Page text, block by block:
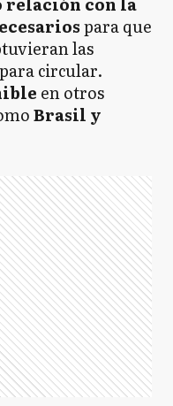
para que
las
circular.
en otros
Brasil y